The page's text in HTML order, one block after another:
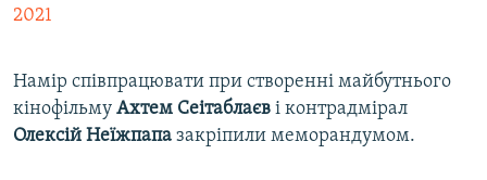
2021
Намір співпрацювати при створенні майбутнього
кінофільму Ахтем Сеітаблаєв і контрадмірал
Олексій Неїжпапа закріпили меморандумом.